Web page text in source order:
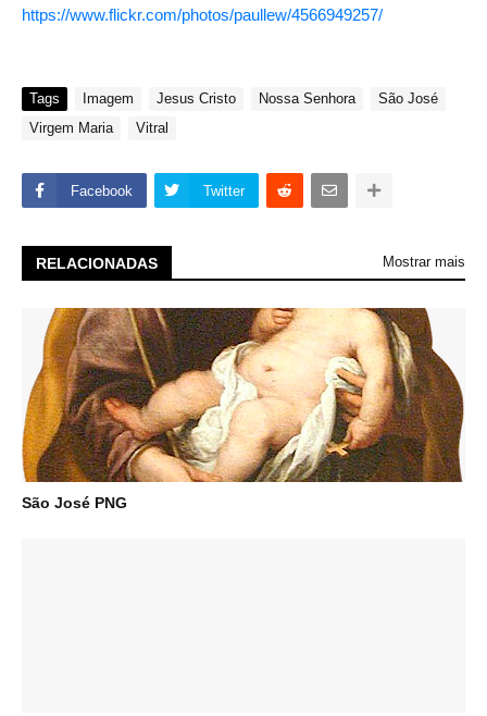
https://www.flickr.com/photos/paullew/4566949257/
Tags Imagem Jesus Cristo Nossa Senhora
São José
Virgem Maria
Vitral
Facebook Twitter
RELACIONADAS Mostrar mais
São José PNG